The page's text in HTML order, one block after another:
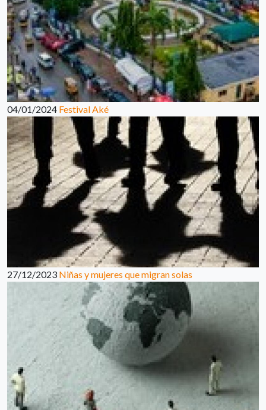
04/01/2024 Festival Aké
27/12/2023 Niñas y mujeres que migran solas